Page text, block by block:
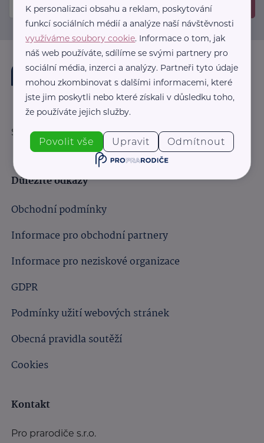
Sledujte nás:
Důležité odkazy
Obchodní podmínky
Informace pro obchodní partnery
Informace pro neziskové organizace
GDPR
Podmínky užití webových stránek
Obecná pravidla soutěží
Cookies
Kontakt
Pro prarodiče s.r.o.
K personalizaci obsahu a reklam, poskytování
funkcí sociálních médií a analýze naší návštěvnosti
využíváme soubory cookie. Informace o tom, jak
náš web používáte, sdílíme se svými partnery pro
sociální média, inzerci a analýzy. Partneři tyto údaje
mohou zkombinovat s dalšími informacemi, které
jste jim poskytli nebo které získali v důsledku toho,
že používáte jejich služby.
Povolit vše Upravit Odmítnout